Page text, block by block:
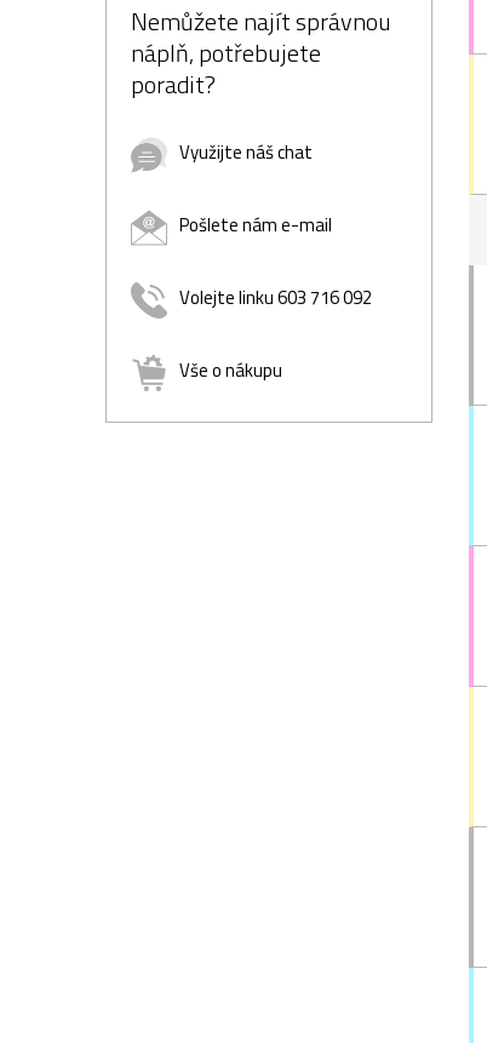
Nemůžete najít správnou
náplň, potřebujete
poradit?
Využijte náš chat
Pošlete nám e-mail
Volejte linku 603 716 092
Vše o nákupu